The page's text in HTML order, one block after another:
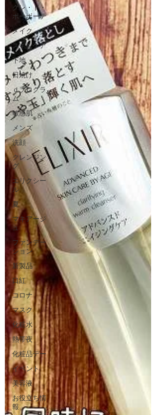
クレ・ド・
ポーボーテ
メイク
スキンケア
下地
日焼け
ｄプログラ
ム
敏感肌
メンズ
洗顔
クレンジン
グ
エリクシー
ル
夏
マキアージ
ュ
ファンデー
ション
新製品
口紅
コロナ
マスク
化粧水
熱帯夜
化粧品デー
イベント
美容液
お役立ち情
報